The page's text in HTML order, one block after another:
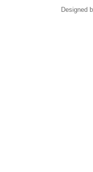
Designed